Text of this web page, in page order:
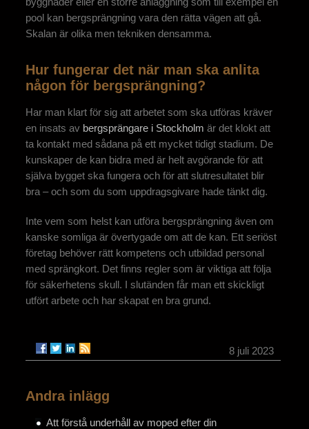
pool kan bergsprängning vara den rätta vägen att gå.
Skalan är olika men tekniken densamma.
Hur fungerar det när man ska anlita
någon för bergsprängning?
Har man klart för sig att arbetet som ska utföras kräver
en insats av bergsprängare i Stockholm är det klokt att
ta kontakt med sådana på ett mycket tidigt stadium. De
kunskaper de kan bidra med är helt avgörande för att
själva bygget ska fungera och för att slutresultatet blir
bra – och som du som uppdragsgivare hade tänkt dig.
Inte vem som helst kan utföra bergsprängning även om
kanske somliga är övertygade om att de kan. Ett seriöst
företag behöver rätt kompetens och utbildad personal
med sprängkort. Det finns regler som är viktiga att följa
för säkerhetens skull. I slutänden får man ett skickligt
utfört arbete och har skapat en bra grund.
8 juli 2023
Andra inlägg
Att förstå underhåll av moped efter din